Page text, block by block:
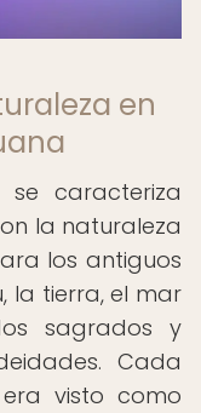
en
se caracteriza
la naturaleza
los antiguos
la tierra, el mar
sagrados y
Cada
visto como